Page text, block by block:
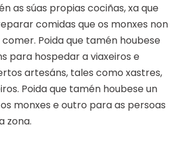
as súas propias cociñas, xa que
comidas que os monxes non
Poida que tamén houbese
para hospedar a viaxeiros e
artesáns, tales como xastres,
Poida que tamén houbese un
monxes e outro para as persoas
zona.